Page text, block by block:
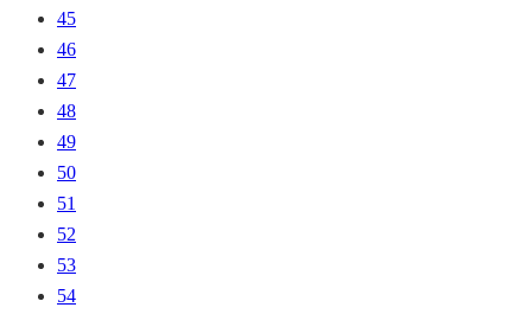
45
46
47
48
49
50
51
52
53
54